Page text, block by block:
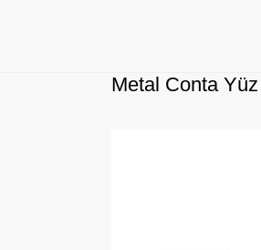
Metal Conta